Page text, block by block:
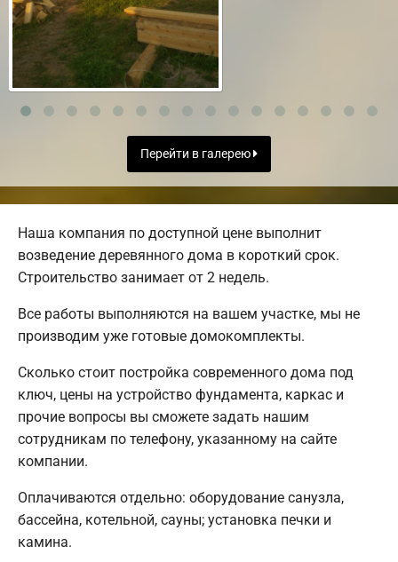
Перейти в галерею
Наша компания по доступной цене выполнит
возведение деревянного дома в короткий срок.
Строительство занимает от 2 недель.
Все работы выполняются на вашем участке, мы не
производим уже готовые домокомплекты.
Сколько стоит постройка современного дома под
ключ, цены на устройство фундамента, каркас и
прочие вопросы вы сможете задать нашим
сотрудникам по телефону, указанному на сайте
компании.
Оплачиваются отдельно: оборудование санузла,
бассейна, котельной, сауны; установка печки и
камина.